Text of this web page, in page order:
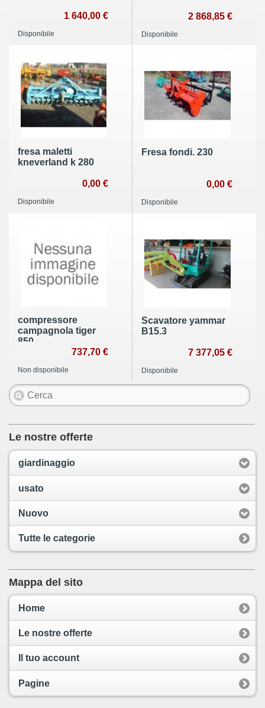
1 640,00 €
Disponibile
2 868,85 €
Disponibile
fresa maletti
kneverland k 280
0,00 €
Disponibile
Fresa fondi. 230
0,00 €
Disponibile
compressore
campagnola tiger
850
737,70 €
Non disponibile
Scavatore yammar
B15.3
7 377,05 €
Disponibile
Le nostre offerte
giardinaggio
usato
Nuovo
Tutte le categorie
Mappa del sito
Home
Le nostre offerte
Il tuo account
Pagine